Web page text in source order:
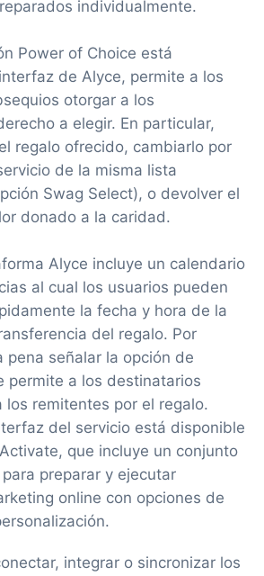
individualmente.
Power of Choice está
de Alyce, permite a los
otorgar a los
a elegir. En particular,
regalo ofrecido, cambiarlo por
de la misma lista
Swag Select), o devolver el
donado a la caridad.
Alyce incluye un calendario
al cual los usuarios pueden
la fecha y hora de la
del regalo. Por
pena señalar la opción de
permite a los destinatarios
los remitentes por el regalo.
del servicio está disponible
que incluye un conjunto
preparar y ejecutar
online con opciones de
integrar o sincronizar los